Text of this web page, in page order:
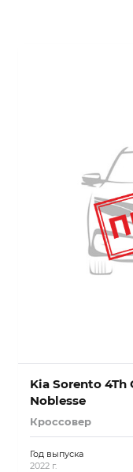
Kia Sorento 4Th
Noblesse
Кроссовер
Год выпуска
2022 г.